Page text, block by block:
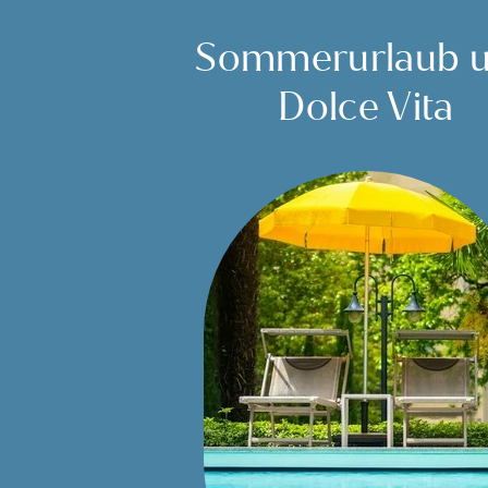
Sommerurlaub
Dolce Vita